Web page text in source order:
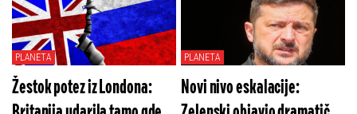
pod tuđom zastavom
PLANETA
Žestok potez iz Londona:
PLANETA
Novi nivo eskalacije: